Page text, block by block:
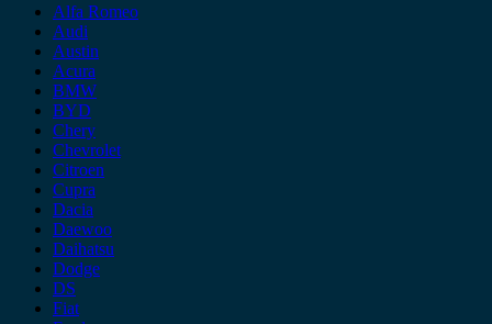
Alfa Romeo
Audi
Austin
Acura
BMW
BYD
Chery
Chevrolet
Citroen
Cupra
Dacia
Daewoo
Daihatsu
Dodge
DS
Fiat